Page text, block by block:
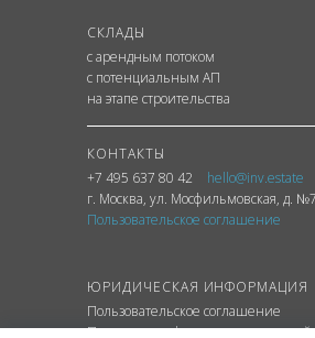
СКЛАДЫ
с арендным потоком
с потенциальным АП
на этапе строительства
КОНТАКТЫ
+7 495 637 80 42
hello@inv.estate
г. Москва, ул. Мосфильмовская, д.
Пользовательское соглашение
ЮРИДИЧЕСКАЯ ИНФОРМАЦИЯ
Пользовательское соглашение
Политика конфиденциальности